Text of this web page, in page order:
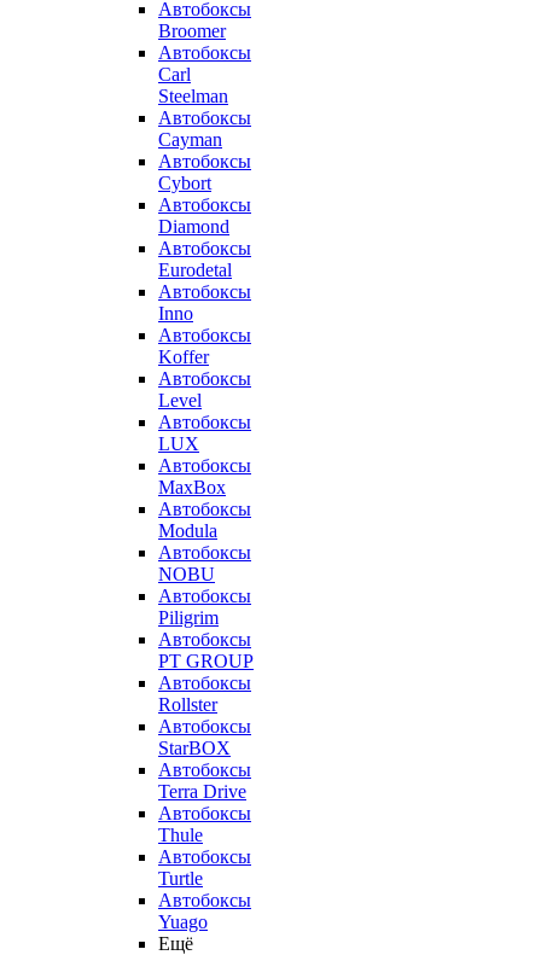
Автобоксы
Broomer
Автобоксы
Carl
Steelman
Автобоксы
Cayman
Автобоксы
Cybort
Автобоксы
Diamond
Автобоксы
Eurodetal
Автобоксы
Inno
Автобоксы
Koffer
Автобоксы
Level
Автобоксы
LUX
Автобоксы
MaxBox
Автобоксы
Modula
Автобоксы
NOBU
Автобоксы
Piligrim
Автобоксы
PT GROUP
Автобоксы
Rollster
Автобоксы
StarBOX
Автобоксы
Terra Drive
Автобоксы
Thule
Автобоксы
Turtle
Автобоксы
Yuago
Ещё